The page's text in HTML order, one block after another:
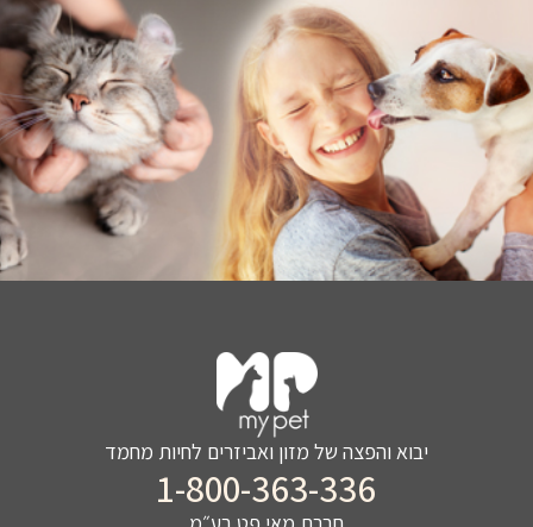
יבוא והפצה של מזון ואביזרים לחיות מחמד
1-800-363-336